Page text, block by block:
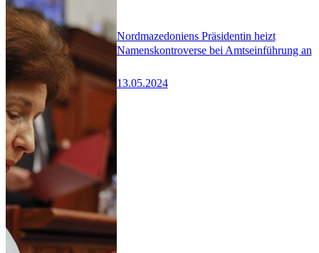
Nordmazedoniens Präsidentin heizt
Namenskontroverse bei Amtseinführung an
13.05.2024